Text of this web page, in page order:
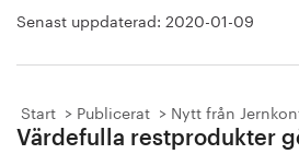
Senast uppdaterad: 2020-01-09
Start Publicerat Nytt från
Värdefulla restprodukter